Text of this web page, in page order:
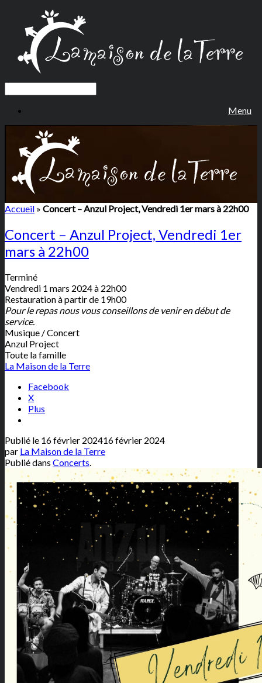
Menu
Accueil » Concert – Anzul Project, Vendredi 1er mars à 22h00
Concert – Anzul Project, Vendredi 1er
mars à 22h00
Terminé
Vendredi 1 mars 2024 à 22h00
Restauration à partir de 19h00
Pour le repas nous vous conseillons de venir en début de
service.
Musique / Concert
Anzul Project
Toute la famille
La Maison de la Terre
Facebook
X
Plus
Publié le 16 février 202416 février 2024
par La Maison de la Terre
Publié dans Concerts.